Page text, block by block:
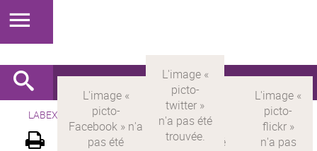
LABEX > LABEX MILYON Version française Présentation